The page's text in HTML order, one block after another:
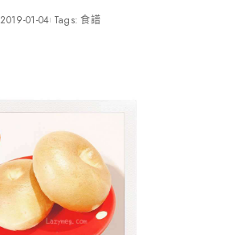
2019-01-04 Tags: 食譜